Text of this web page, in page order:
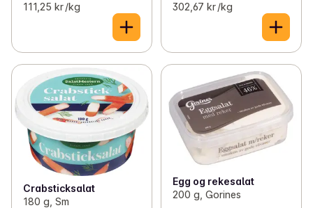
111,25 kr /kg 302,67 kr /kg
Crabsticksalat
180 g, Sm
Egg og rekesalat
200 g, Gorines